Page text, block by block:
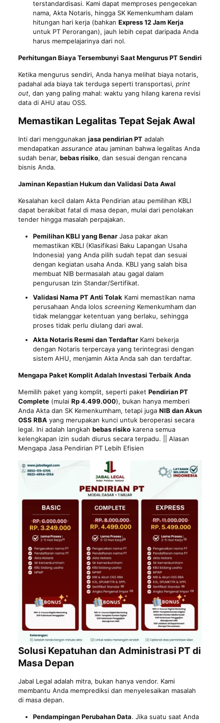
terstandardisasi. Kami dapat memproses pengecekan
nama, Akta Notaris, hingga SK Kemenkumham dalam
hitungan hari kerja (bahkan Express 12 Jam Kerja
untuk PT Perorangan), jauh lebih cepat daripada Anda
harus mempelajarinya dari nol.
Perhitungan Biaya Tersembunyi Saat Mengurus PT Sendiri
Ketika mengurus sendiri, Anda hanya melihat biaya notaris,
padahal ada biaya tak terduga seperti transportasi, print
out, dan yang paling mahal: waktu yang hilang karena revisi
data di AHU atau OSS.
Memastikan Legalitas Tepat Sejak Awal
Inti dari menggunakan jasa pendirian PTadalah
mendapatkan assurance atau jaminan bahwa legalitas Anda
sudah benar, bebas risiko, dan sesuai dengan rencana
bisnis Anda.
Jaminan Kepastian Hukum dan Validasi Data Awal
Kesalahan kecil dalam Akta Pendirian atau pemilihan KBLI
dapat berakibat fatal di masa depan, mulai dari penolakan
tender hingga masalah perpajakan.
Pemilihan KBLI yang BenarJasa pakar akan
memastikan KBLI (Klasifikasi Baku Lapangan Usaha
Indonesia) yang Anda pilih sudah tepat dan sesuai
dengan kegiatan usaha Anda. KBLI yang salah bisa
membuat NIB bermasalah atau gagal dalam
pengurusan Izin Standar/Sertifikat.
Validasi Nama PT Anti Tolak Kami memastikan nama
perusahaan Anda lolos screeningKemenkumham dan
tidak melanggar ketentuan yang berlaku, sehingga
proses tidak perlu diulang dari awal.
Akta Notaris Resmi dan TerdaftarKami bekerja
dengan Notaris terpercaya yang terintegrasi dengan
sistem AHU, menjamin Akta Anda sah dan terdaftar.
Mengapa Paket Komplit Adalah Investasi Terbaik Anda
Memilih paket yang komplit, seperti paket Pendirian PT
Complete(mulai Rp 4.499.000), bukan hanya memberi
Anda Akta dan SK Kemenkumham, tetapi juga NIB dan Akun
OSS RBA yang merupakan kunci untuk beroperasi secara
legal. Ini adalah langkah bebas risikokarena semua
kelengkapan izin sudah diurus secara terpadu. || Alasan
Mengapa Jasa Pendirian PT Lebih Efisien
Solusi Kepatuhan dan Administrasi PT di
Masa Depan
Jabal Legal adalah mitra, bukan hanya vendor. Kami
membantu Anda memprediksi dan menyelesaikan masalah
di masa depan.
Pendampingan Perubahan Data. Jika suatu saat Anda